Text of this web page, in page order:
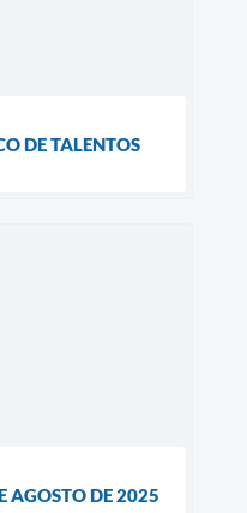
DE TALENTOS
AGOSTO DE 2025